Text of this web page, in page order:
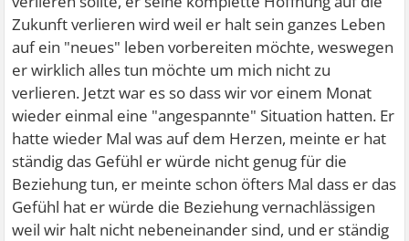
Zukunft verlieren wird weil er halt sein ganzes Leben
auf ein "neues" leben vorbereiten möchte, weswegen
er wirklich alles tun möchte um mich nicht zu
verlieren. Jetzt war es so dass wir vor einem Monat
wieder einmal eine "angespannte" Situation hatten. Er
hatte wieder Mal was auf dem Herzen, meinte er hat
ständig das Gefühl er würde nicht genug für die
Beziehung tun, er meinte schon öfters Mal dass er das
Gefühl hat er würde die Beziehung vernachlässigen
weil wir halt nicht nebeneinander sind, und er ständig